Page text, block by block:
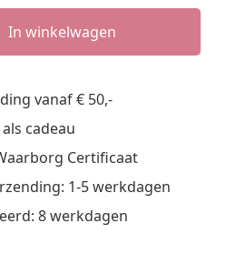
In winkelwagen
vanaf € 50,-
cadeau
Certificaat
1-5 werkdagen
8 werkdagen